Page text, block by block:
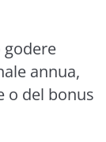
annua,
o del bonus